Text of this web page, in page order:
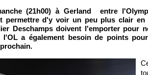
(21h00) à Gerland entre
permettre d'y voir un peu plus clair
Deschamps doivent l'emporter pour
l'OLa également besoin de points